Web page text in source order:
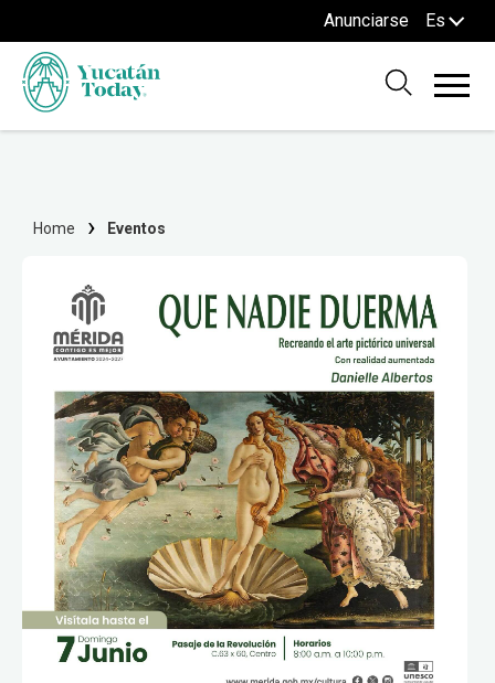
Anunciarse Es
Home Eventos